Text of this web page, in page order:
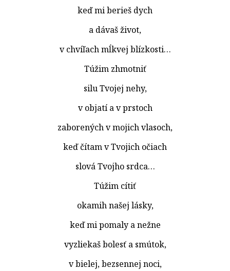
keď mi berieš dych
a dávaš život,
v chvíľach mĺkvej blízkosti…
Túžim zhmotniť
silu Tvojej nehy,
v objatí a v prstoch
zaborených v mojich vlasoch,
keď čítam v Tvojich očiach
slová Tvojho srdca…
Túžim cítiť
okamih našej lásky,
keď mi pomaly a nežne
vyzliekaš bolesť a smútok,
v bielej, bezsennej noci,